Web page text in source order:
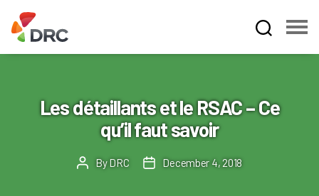
Dispute
Resolution
Corporation
Les détaillants et le RSAC – Ce
qu’il faut savoir
PostBy DRC
PostDecember 4, 2018